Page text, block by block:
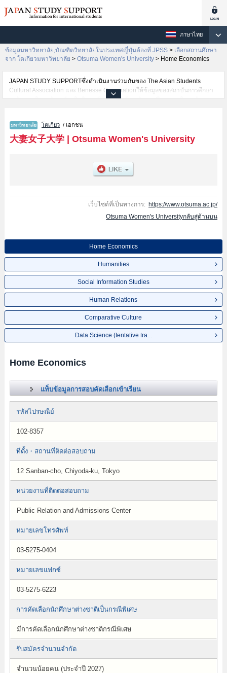
ภาษาไทย
ข้อมูลมหาวิทยาลัย,บัณฑิตวิทยาลัยในประเทศญี่ปุ่นต้องที่ JPSS > เลือกสถานศึกษา
จาก โตเกียวมหาวิทยาลัย > Otsuma Women's University > Home Economics
JAPAN STUDY SUPPORTซึ่งดำเนินงานร่วมกันของ The Asian Students
Cultural Association และ Benesse Corporationให้ข้อมูลของสถาบันการศึกษา
ระดับมหาวิทยาลัย・บัณฑิตวิทยาลัย・วิทยาลัยระดับอนุปริญญา・วิทยาลัย
นักศึกษาต่างชาติเช่นข้อมูลของแต่ละคณะ,ข้อมูลการสอบคัดเลือกเข้าศึกษาเช่น
จำนวนคนที่รับสมัครหรือจำนวนคนที่ผ่านการสอบคัดเลือกเป็นต้น,แนะนำสถาน
ที่,การเดินทางเป็นต้นไว้ด้วยดังนั้นขอเชิญใช้บริการค้นหาข้อมูลตามอัธยาศัย
โตเกียว / เอกชน
大妻女子大学| Otsuma Women's University
เว็บไซต์ที่เป็นทางการ: https://www.otsuma.ac.jp/
Otsuma Women's Universityกลับสู่ด้านบน
Home Economics
Humanities
Social Information Studies
Human Relations
Comparative Culture
Data Science (tentative tra...
Home Economics
แท็บข้อมูลการสอบคัดเลือกเข้าเรียน
รหัสไปรษณีย์
102-8357
ที่ตั้ง・สถานที่ติดต่อสอบถาม
12 Sanban-cho, Chiyoda-ku, Tokyo
หน่วยงานที่ติดต่อสอบถาม
Public Relation and Admissions Center
หมายเลขโทรศัพท์
03-5275-0404
หมายเลขแฟกซ์
03-5275-6223
การคัดเลือกนักศึกษาต่างชาติเป็นกรณีพิเศษ
มีการคัดเลือกนักศึกษาต่างชาติกรณีพิเศษ
รับสมัครจำนวนจำกัด
จำนวนน้อยคน (ประจำปี 2027)